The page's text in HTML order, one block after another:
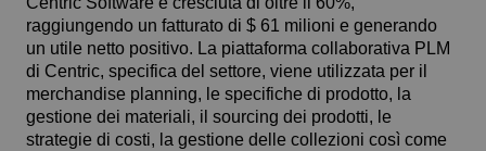
raggiungendo un fatturato di $ 61 milioni e generando
un utile netto positivo. La piattaforma collaborativa PLM
di Centric, specifica del settore, viene utilizzata per il
merchandise planning, le specifiche di prodotto, la
gestione dei materiali, il sourcing dei prodotti, le
strategie di costi, la gestione delle collezioni così come